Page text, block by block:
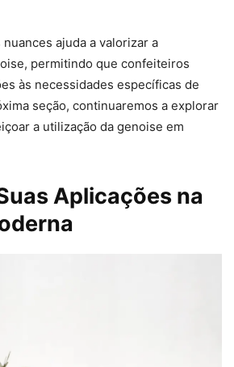
ajuda a valorizar a
permitindo que confeiteiros
às necessidades específicas de
seção, continuaremos a explorar
a utilização da genoise em
Aplicações na